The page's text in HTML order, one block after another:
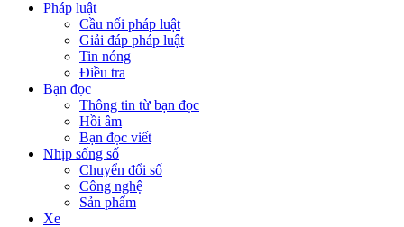
Pháp luật
Cầu nối pháp luật
Giải đáp pháp luật
Tin nóng
Điều tra
Bạn đọc
Thông tin từ bạn đọc
Hồi âm
Bạn đọc viết
Nhịp sống số
Chuyển đổi số
Công nghệ
Sản phẩm
Xe